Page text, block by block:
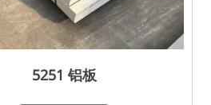
5251 铝板